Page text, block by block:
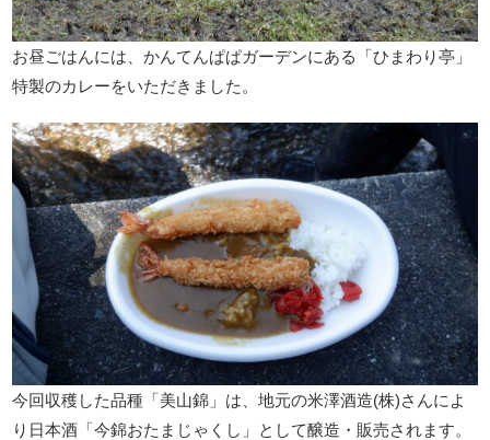
お昼ごはんには、かんてんぱぱガーデンにある「ひまわり亭」
特製のカレーをいただきました。
今回収穫した品種「美山錦」は、地元の米澤酒造(株)さんによ
り日本酒「今錦おたまじゃくし」として醸造・販売されます。